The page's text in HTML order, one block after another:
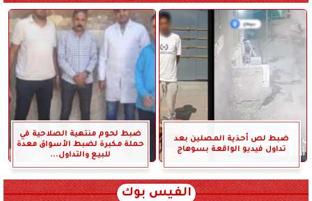
ضبط لص أحذية المصلين بعد
تداول فيديو الواقعة بسوهاج
ضبط لحوم منتهية الصلاحية في
حملة مكبرة لضبط الأسواق معدة
للبيع والتداول...
الفيس بوك